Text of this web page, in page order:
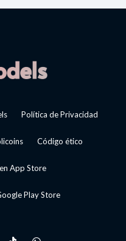
Política de Privacidad
Código ético
App Store
Play Store